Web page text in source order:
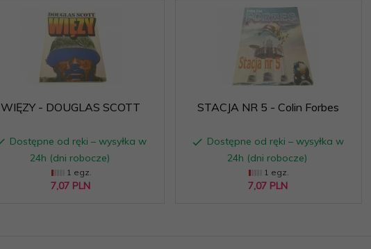
WIĘZY - DOUGLAS SCOTT
Dostępne od ręki – wysyłka w
24h (dni robocze)
1 egz.
7,07 PLN
STACJA NR 5 - Colin Forbes
Dostępne od ręki – wysyłka w
24h (dni robocze)
1 egz.
7,07 PLN